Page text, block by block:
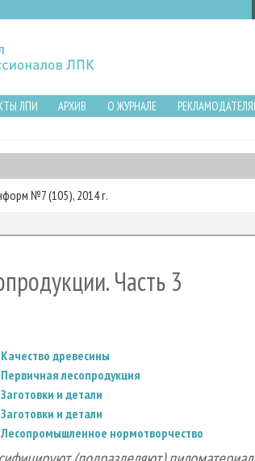
ЛПИ АРХИВ О ЖУРНАЛЕ
№7 (105), 2014 г.
Часть 3
древесины
лесопродукция
и детали
и детали
Лесопромышленное нормотворчество